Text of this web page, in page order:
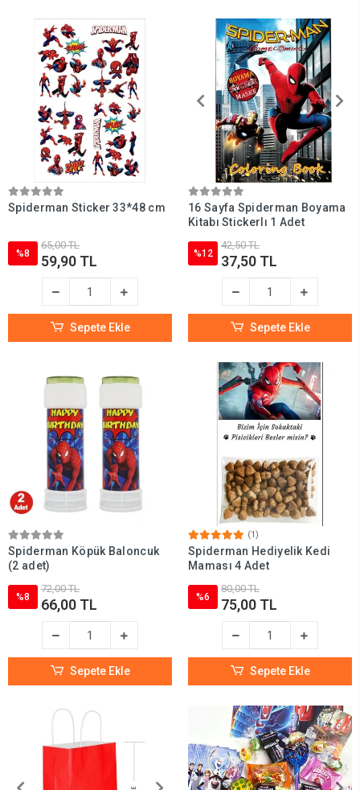
Spiderman Sticker 33*48 cm
%8
65,00 TL
59,90 TL
Sepete Ekle
16 Sayfa Spiderman Boyama
Kitabı Stickerlı 1 Adet
%12
42,50 TL
37,50 TL
Sepete Ekle
Spiderman Köpük Baloncuk
(2 adet)
%8
72,00 TL
66,00 TL
Sepete Ekle
(1)
Spiderman Hediyelik Kedi
Maması 4 Adet
%6
80,00 TL
75,00 TL
Sepete Ekle